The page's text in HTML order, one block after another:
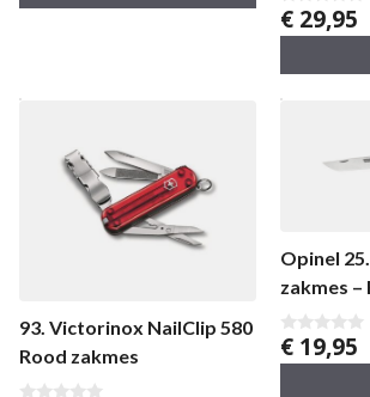
0
v
5
€ 29,95
93. Victorinox NailClip 580
Rood zakmes
Opinel
zakmes
0
v
€ 19,95